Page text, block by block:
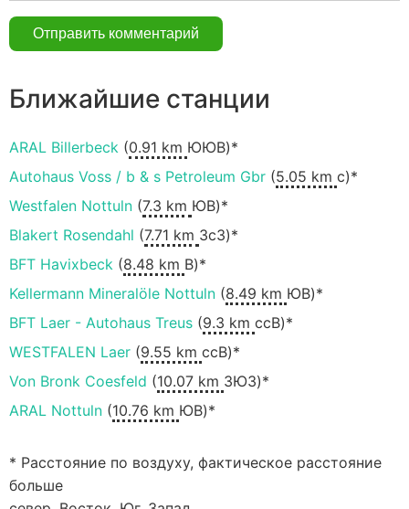
Ближайшие станции
ARAL Billerbeck (0.91 km ЮЮВ)*
Autohaus Voss / b & s Petroleum Gbr (5.05 km с)*
Westfalen Nottuln (7.3 km ЮВ)*
Blakert Rosendahl (7.71 km ЗсЗ)*
BFT Havixbeck (8.48 km В)*
Kellermann Mineralöle Nottuln (8.49 km ЮВ)*
BFT Laer - Autohaus Treus (9.3 km ссВ)*
WESTFALEN Laer (9.55 km ссВ)*
Von Bronk Coesfeld (10.07 km ЗЮЗ)*
ARAL Nottuln (10.76 km ЮВ)*
* Расстояние по воздуху, фактическое расстояние
больше